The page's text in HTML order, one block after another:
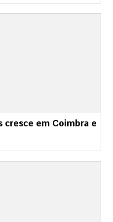
cresce em Coimbra e